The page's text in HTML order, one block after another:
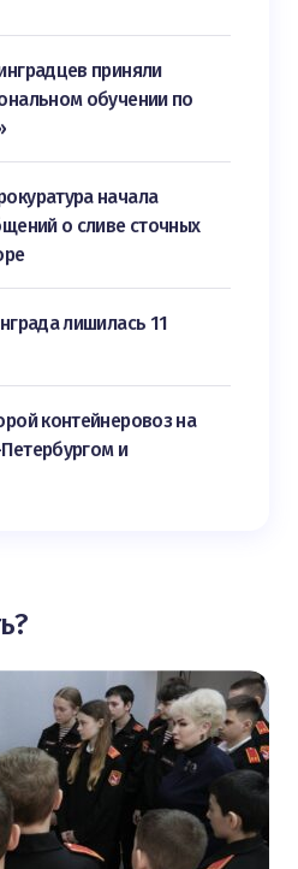
приняли
обучении по
начала
о сливе сточных
лишилась 11
контейнеровоз на
и